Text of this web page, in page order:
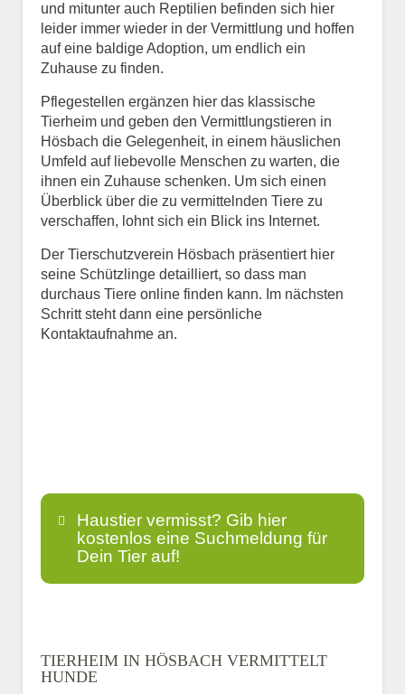
und mitunter auch Reptilien befinden sich hier
leider immer wieder in der Vermittlung und hoffen
auf eine baldige Adoption, um endlich ein
Zuhause zu finden.
Pflegestellen ergänzen hier das klassische
Tierheim und geben den Vermittlungstieren in
Hösbach die Gelegenheit, in einem häuslichen
Umfeld auf liebevolle Menschen zu warten, die
ihnen ein Zuhause schenken. Um sich einen
Überblick über die zu vermittelnden Tiere zu
verschaffen, lohnt sich ein Blick ins Internet.
Der Tierschutzverein Hösbach präsentiert hier
seine Schützlinge detailliert, so dass man
durchaus Tiere online finden kann. Im nächsten
Schritt steht dann eine persönliche
Kontaktaufnahme an.
Haustier vermisst? Gib hier
kostenlos eine Suchmeldung für
Dein Tier auf!
TIERHEIM IN HÖSBACH VERMITTELT
HUNDE